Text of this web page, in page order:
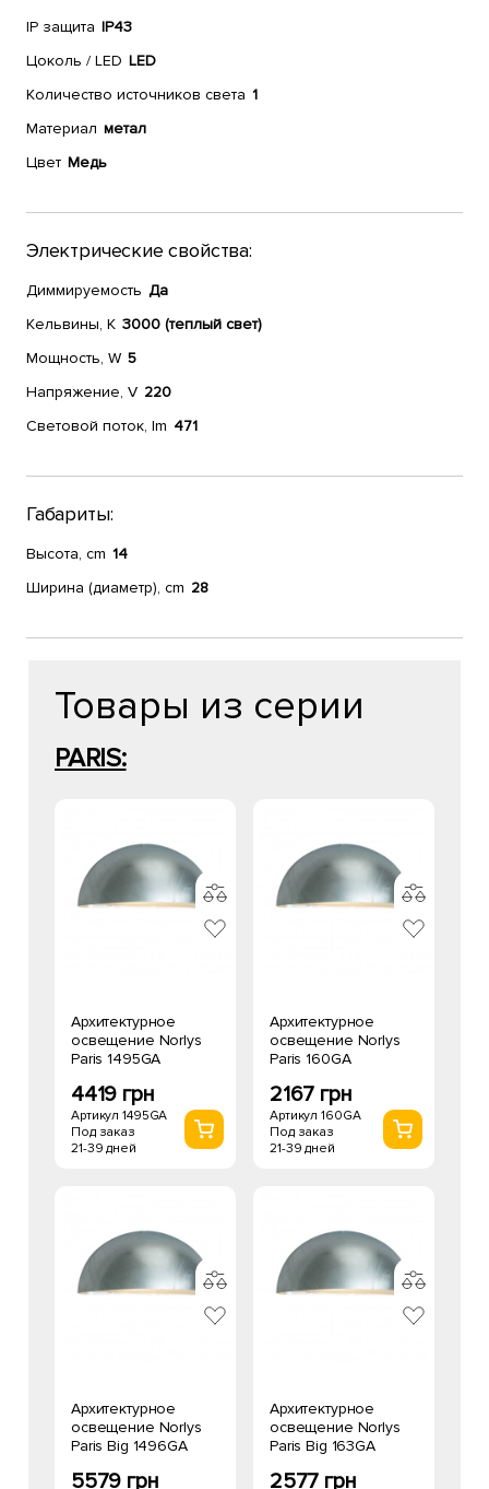
IP защита IP43
Цоколь / LED LED
Количество источников света 1
Материал метал
Цвет Медь
Электрические свойства:
Диммируемость Да
Кельвины, К 3000 (теплый свет)
Мощность, W 5
Напряжение, V 220
Световой поток, lm 471
Габариты:
Высота, cm 14
Ширина (диаметр), cm 28
Товары из серии
PARIS:
Архитектурное
освещение Norlys
Paris 1495GA
4419 грн
Артикул 1495GA
Под заказ
21-39 дней
Архитектурное
освещение Norlys
Paris 160GA
2167 грн
Артикул 160GA
Под заказ
21-39 дней
Архитектурное
освещение Norlys
Paris Big 1496GA
5579 грн
Архитектурное
освещение Norlys
Paris Big 163GA
2577 грн